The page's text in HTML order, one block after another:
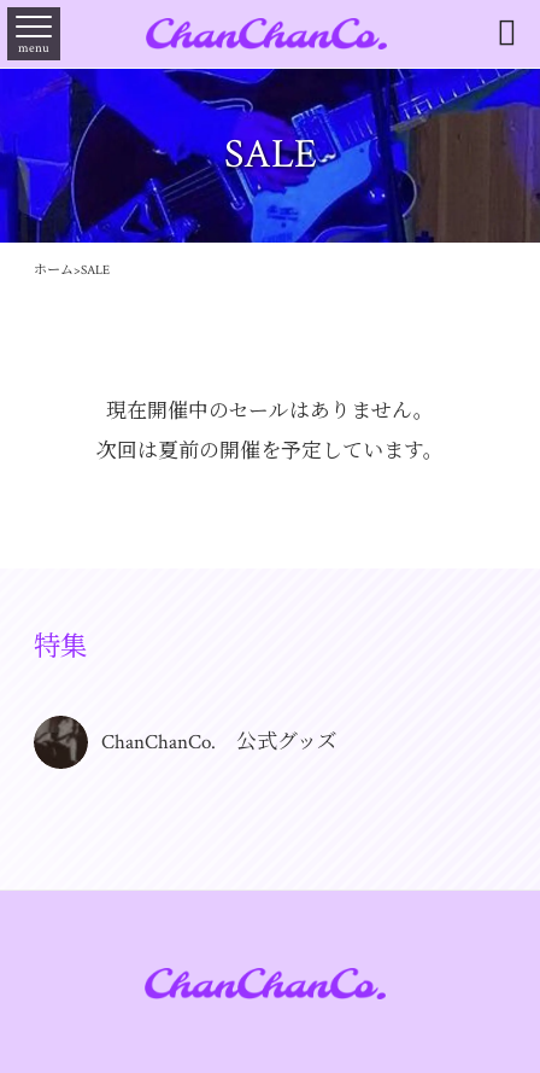
menu 
SALE
ホーム>SALE
現在開催中のセールはありません。
次回は夏前の開催を予定しています。
特集
ChanChanCo. 公式グッズ